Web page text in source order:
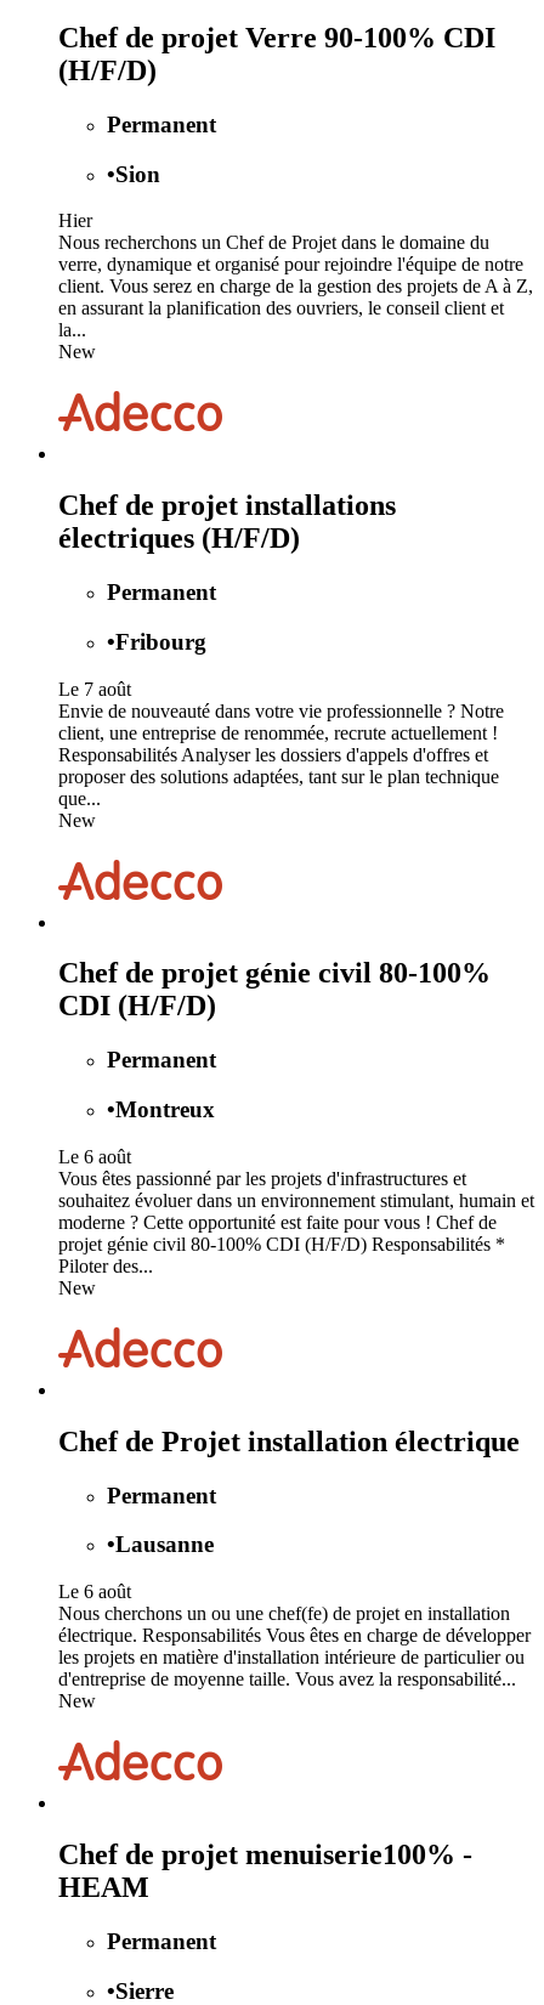
Chef de projet Verre 90-100% CDI
(H/F/D)
Permanent
•Sion
Hier
Nous recherchons un Chef de Projet dans le domaine du
verre, dynamique et organisé pour rejoindre l'équipe de notre
client. Vous serez en charge de la gestion des projets de A à Z,
en assurant la planification des ouvriers, le conseil client et
la...
New
Chef de projet installations
électriques (H/F/D)
Permanent
•Fribourg
Le 7 août
Envie de nouveauté dans votre vie professionnelle ? Notre
client, une entreprise de renommée, recrute actuellement !
Responsabilités Analyser les dossiers d'appels d'offres et
proposer des solutions adaptées, tant sur le plan technique
que...
New
Chef de projet génie civil 80-100%
CDI (H/F/D)
Permanent
•Montreux
Le 6 août
Vous êtes passionné par les projets d'infrastructures et
souhaitez évoluer dans un environnement stimulant, humain et
moderne ? Cette opportunité est faite pour vous ! Chef de
projet génie civil 80-100% CDI (H/F/D) Responsabilités *
Piloter des...
New
Chef de Projet installation électrique
Permanent
•Lausanne
Le 6 août
Nous cherchons un ou une chef(fe) de projet en installation
électrique. Responsabilités Vous êtes en charge de développer
les projets en matière d'installation intérieure de particulier ou
d'entreprise de moyenne taille. Vous avez la responsabilité...
New
Chef de projet menuiserie100% -
HEAM
Permanent
•Sierre